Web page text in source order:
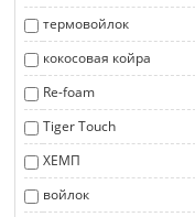
термовойлок
кокосовая койра
Re-foam
Tiger Touch
ХЕМП
войлок